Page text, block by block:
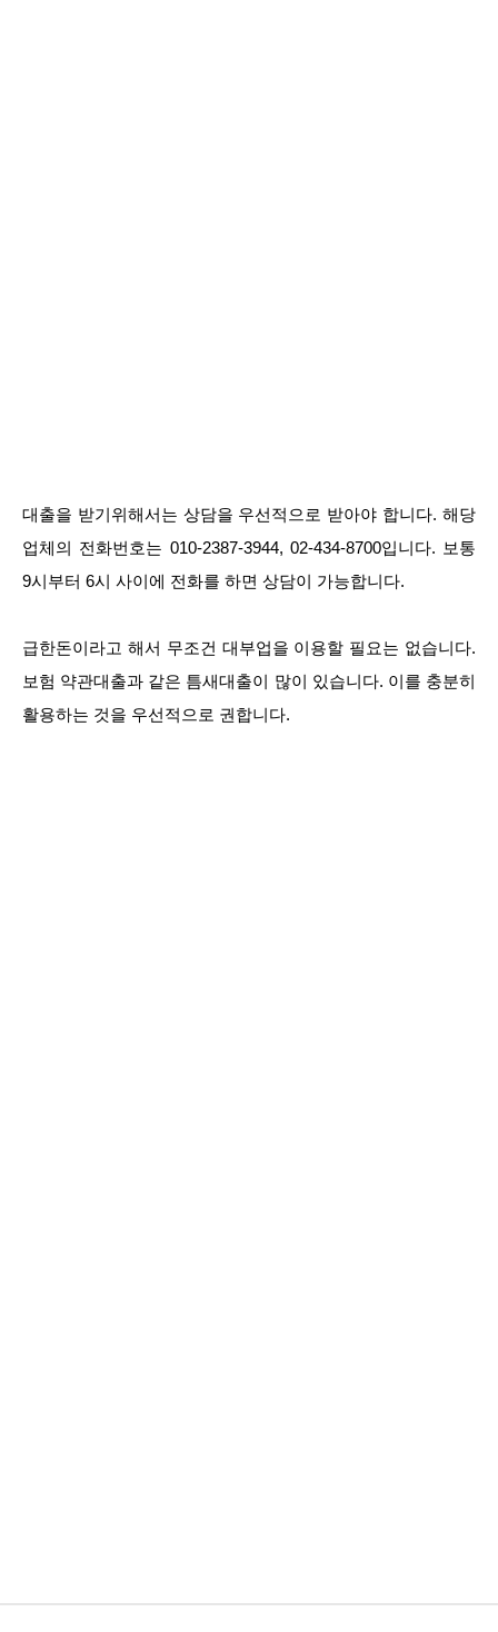
대출을 받기위해서는 상담을 우선적으로 받아야 합니다. 해당
업체의 전화번호는 010-2387-3944, 02-434-8700입니다. 보통
9시부터 6시 사이에 전화를 하면 상담이 가능합니다.
급한돈이라고 해서 무조건 대부업을 이용할 필요는 없습니다.
보험 약관대출과 같은 틈새대출이 많이 있습니다. 이를 충분히
활용하는 것을 우선적으로 권합니다.